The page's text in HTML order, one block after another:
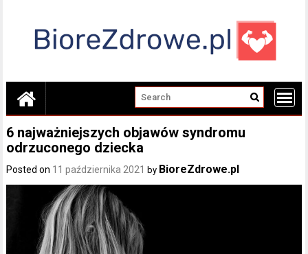
6 najważniejszych objawów syndromu
odrzuconego dziecka
Posted on 11 października 2021 by BioreZdrowe.pl